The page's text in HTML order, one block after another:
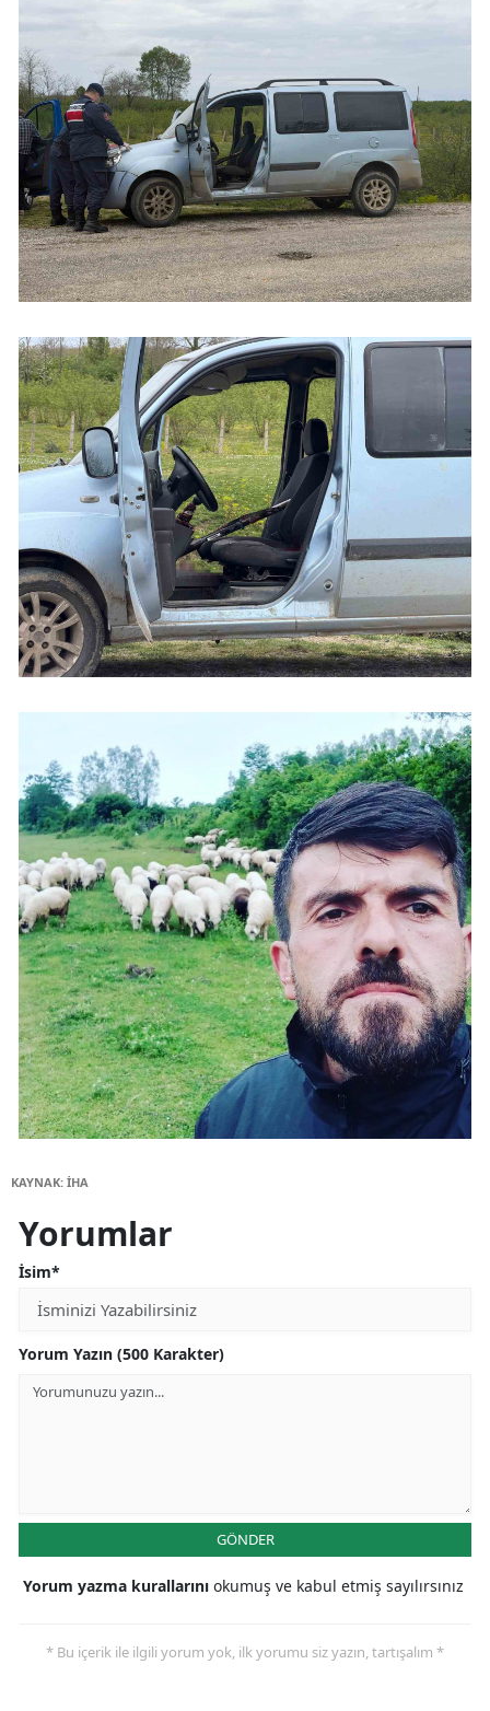
KAYNAK: İHA
Yorumlar
İsim*
Yorum Yazın (500 Karakter)
GÖNDER
Yorum yazma kurallarını okumuş ve kabul etmiş sayılırsınız
* Bu içerik ile ilgili yorum yok, ilk yorumu siz yazın, tartışalım *